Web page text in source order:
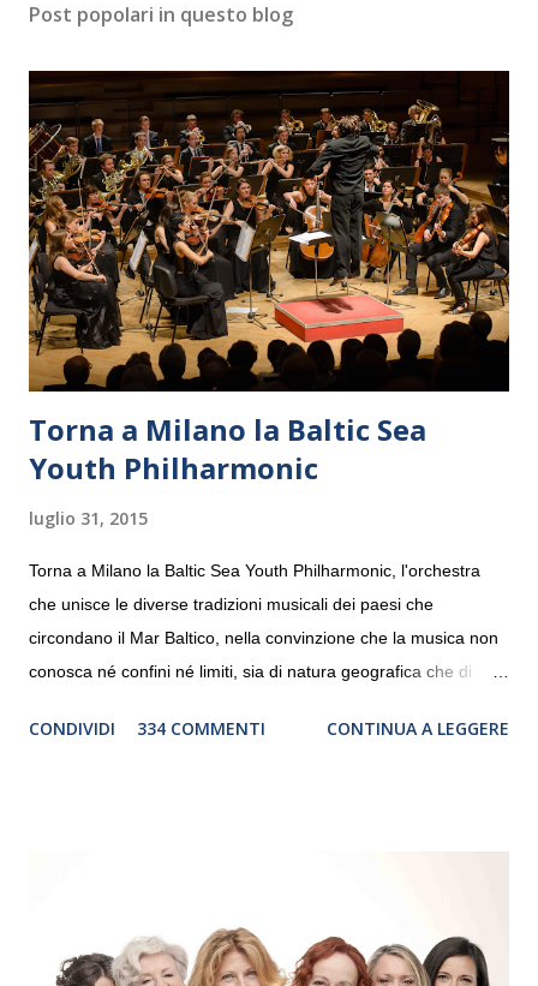
Post popolari in questo blog
Torna a Milano la Baltic Sea
Youth Philharmonic
luglio 31, 2015
Torna a Milano la Baltic Sea Youth Philharmonic, l'orchestra
che unisce le diverse tradizioni musicali dei paesi che
circondano il Mar Baltico, nella convinzione che la musica non
conosca né confini né limiti, sia di natura geografica che di
debutterà il 10 settembre a Heiden, in Germania, e toccherà, in
“Settembre dell’Accademia” dove si esibirà per il secondo anno
consecutivo. Il pubblico milanese avrà il piacere di applaudire i
CONDIVIDI 334 COMMENTI CONTINUA A LEGGERE